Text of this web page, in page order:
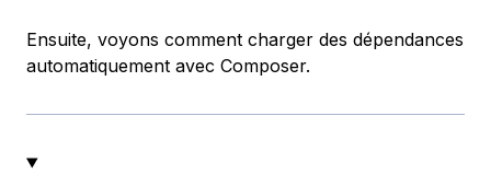
Ensuite, voyons comment charger des dépendances
automatiquement avec Composer.